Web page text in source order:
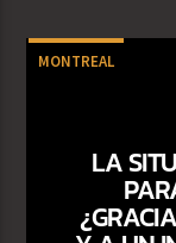
MONTREAL
LA